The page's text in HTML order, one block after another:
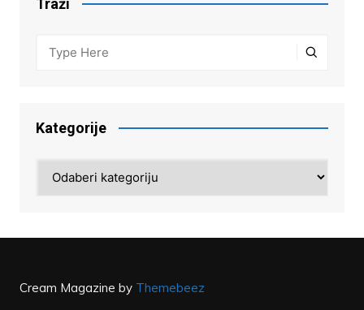
Kategorije
Cream Magazine by Themebeez